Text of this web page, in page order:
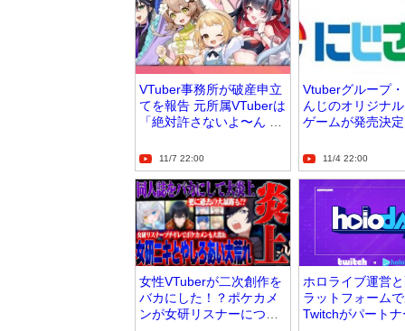
VTuber事務所が破産申立
てを報告 元所属VTuberは
「絶対許さないよ〜ん 」
11/7 22:00
Vtuberグループ・
んじのオリジナ
ゲームが発売決定
11/4 22:00
女性VTuberが二次創作を
バカにした！？ポケカメ
ンが女研リスナーについ
ホロライブ運営
ラットフォーム
Twitchがパートナ